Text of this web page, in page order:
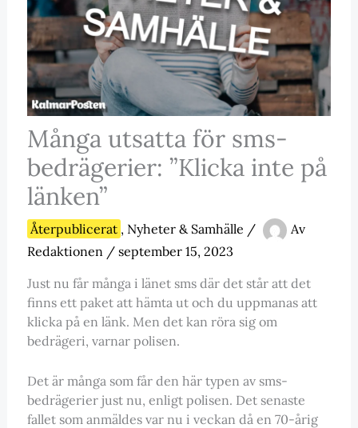
Många utsatta för sms-
bedrägerier: ”Klicka inte på
länken”
Återpublicerat , Nyheter & Samhälle /
Av
Redaktionen / september 15, 2023
Just nu får många i länet sms där det står att det
finns ett paket att hämta ut och du uppmanas att
klicka på en länk. Men det kan röra sig om
bedrägeri, varnar polisen.
Det är många som får den här typen av sms-
bedrägerier just nu, enligt polisen. Det senaste
fallet som anmäldes var nu i veckan då en 70-årig